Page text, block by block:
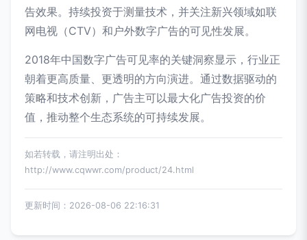
告效果。持续投资于测量技术，并关注新兴领域如联
网电视（CTV）和户外数字广告的可见性发展。
2018年中国数字广告可见率的关键洞察显示，行业正
朝着更高质量、更透明的方向演进。通过数据驱动的
策略和技术创新，广告主可以最大化广告投资的价
值，推动整个生态系统的可持续发展。
如若转载，请注明出处：
http://www.cqwwr.com/product/24.html
更新时间：2026-08-06 22:16:31